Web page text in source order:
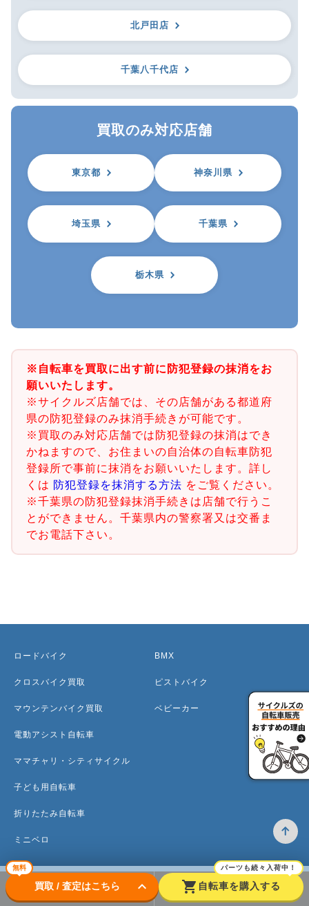
北戸田店
千葉八千代店
買取のみ対応店舗
東京都 神奈川県
埼玉県 千葉県
栃木県
※自転車を買取に出す前に防犯登録の抹消をお
願いいたします。
※サイクルズ店舗では、その店舗がある都道府
県の防犯登録のみ抹消手続きが可能です。
※買取のみ対応店舗では防犯登録の抹消はでき
かねますので、お住まいの自治体の自転車防犯
登録所で事前に抹消をお願いいたします。詳し
くは 防犯登録を抹消する方法 をご覧ください。
※千葉県の防犯登録抹消手続きは店舗で行うこ
とができません。千葉県内の警察署又は交番ま
でお電話下さい。
無料
買取 / 査定はこちら keyboard_arrow_down shopping_cart
パーツも続々入荷中！
自転車を購入する
ロードバイク
クロスバイク買取
マウンテンバイク買取
電動アシスト自転車
ママチャリ・シティサイクル
子ども用自転車
折りたたみ自転車
ミニベロ
BMX
ピストバイク
ベビーカー
トップ 高価買取のワケ